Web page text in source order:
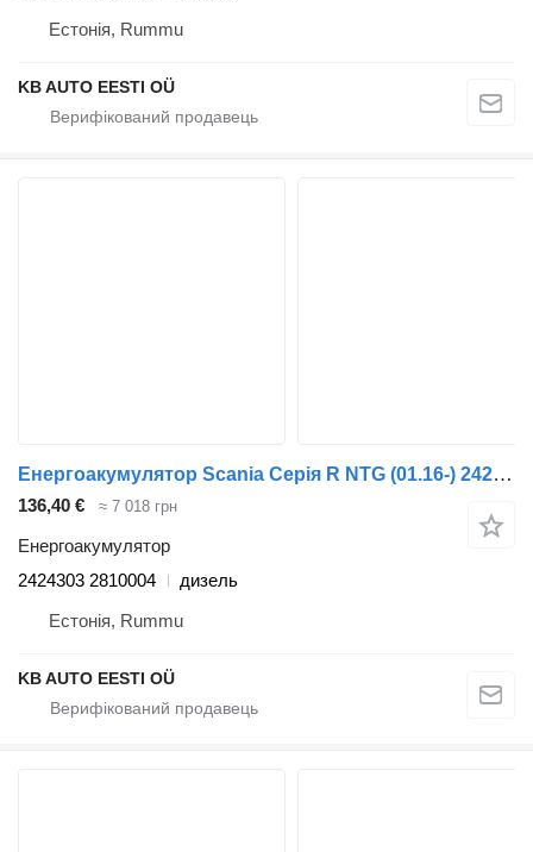
Естонія, Rummu
KB AUTO EESTI OÜ
Енергоакумулятор Scania Серія R NTG (01.16-) 2424303 2810004 до вантажівки Scania R-Series NTG (01.16-)
136,40 € ≈ 7 018 грн
Енергоакумулятор
2424303 2810004
дизель
Естонія, Rummu
KB AUTO EESTI OÜ